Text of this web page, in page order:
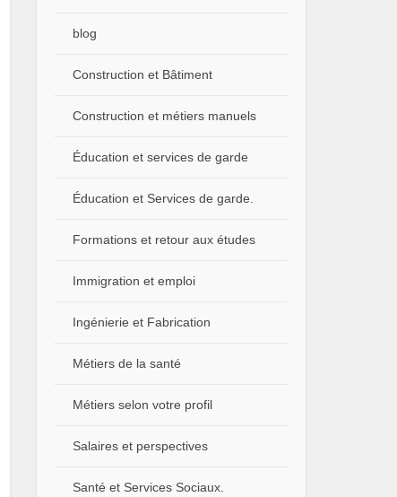
blog
Construction et Bâtiment
Construction et métiers manuels
Éducation et services de garde
Éducation et Services de garde.
Formations et retour aux études
Immigration et emploi
Ingénierie et Fabrication
Métiers de la santé
Métiers selon votre profil
Salaires et perspectives
Santé et Services Sociaux.